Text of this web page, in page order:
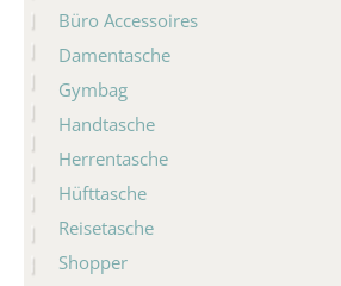
Büro Accessoires
Damentasche
Gymbag
Handtasche
Herrentasche
Hüfttasche
Reisetasche
Shopper